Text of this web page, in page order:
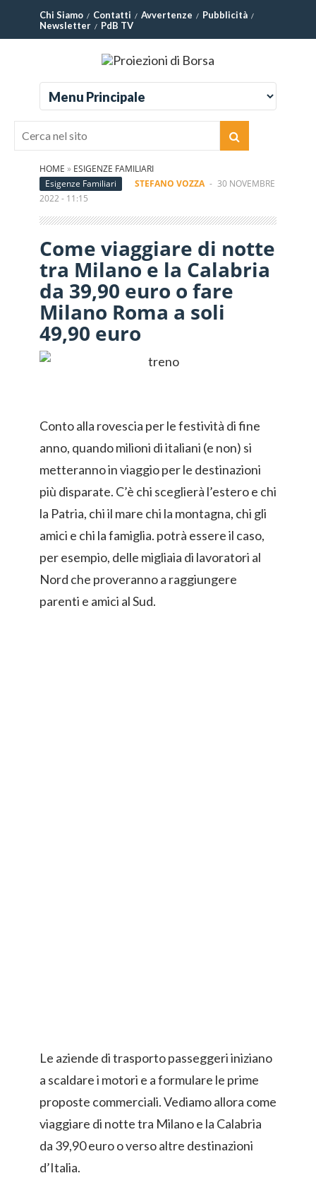
Chi Siamo Contatti Avvertenze
Pubblicità
Newsletter
PdB TV
HOME » ESIGENZE FAMILIARI
Esigenze Familiari
STEFANO VOZZA - 30 NOVEMBRE
2022 - 11:15
Come viaggiare di notte
tra Milano e la Calabria
da 39,90 euro o fare
Milano Roma a soli
49,90 euro
Conto alla rovescia per le festività di fine
anno, quando milioni di italiani (e non) si
metteranno in viaggio per le destinazioni
più disparate. C’è chi sceglierà l’estero e chi
la Patria, chi il mare chi la montagna, chi gli
amici e chi la famiglia. potrà essere il caso,
per esempio, delle migliaia di lavoratori al
Nord che proveranno a raggiungere
parenti e amici al Sud.
Le aziende di trasporto passeggeri iniziano
a scaldare i motori e a formulare le prime
proposte commerciali. Vediamo allora come
viaggiare di notte tra Milano e la Calabria
da 39,90 euro o verso altre destinazioni
d’Italia.